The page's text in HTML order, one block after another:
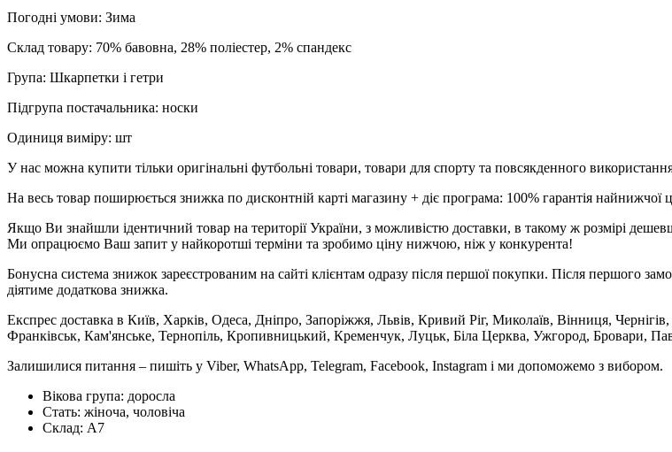
Погодні умови: Зима
Склад товару: 70% бавовна, 28% полiестер, 2% спандекс
Група: Шкарпетки і гетри
Підгрупа постачальника: носки
Одиниця виміру: шт
У нас можна купити тільки оригінальні футбольні товари, товари для спорту та повсякденного
На весь товар поширюється знижка по дисконтній карті магазину + діє програма: 100% гарантія найнижчої
Якщо Ви знайшли ідентичний товар на території України, з можливістю доставки, в такому ж розмірі
Ми опрацюємо Ваш запит у найкоротші терміни та зробимо ціну нижчою, ніж у конкурента!
Бонусна система знижок зареєстрованим на сайті клієнтам одразу після першої покупки. Після першого
діятиме додаткова знижка.
Експрес доставка в Київ, Харків, Одеса, Дніпро, Запоріжжя, Львів, Кривий Ріг, Миколаїв, Вінниця,
Франківськ, Кам'янське, Тернопіль, Кропивницький, Кременчук, Луцьк, Біла Церква, Ужгород, Бровари,
Залишилися питання – пишіть у Viber, WhatsApp, Telegram, Facebook, Instagram і ми допоможемо з вибором.
Вікова група: доросла
Стать: жіноча, чоловіча
Склад: А7